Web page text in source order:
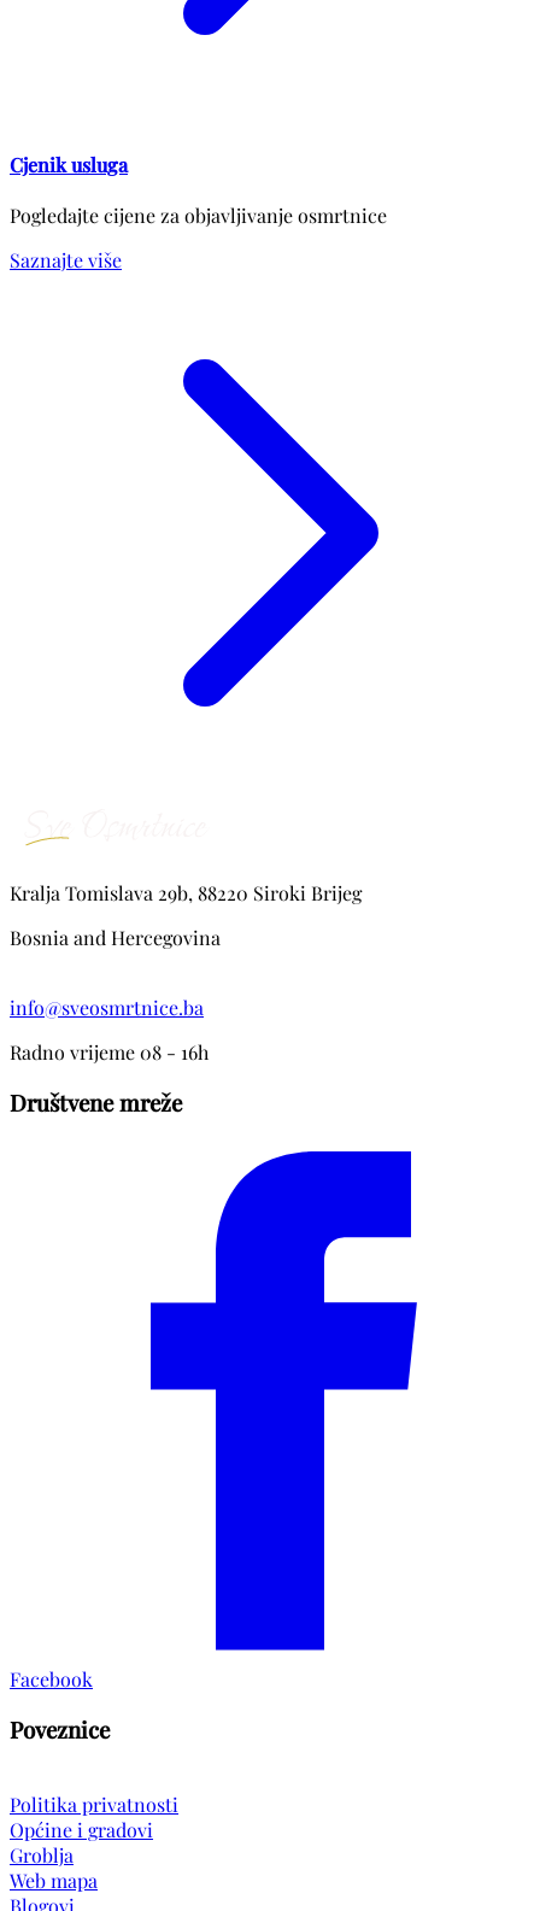
Cjenik usluga
Pogledajte cijene za objavljivanje osmrtnice
Saznajte više
Kralja Tomislava 29b, 88220 Siroki Brijeg
Bosnia and Hercegovina
info@sveosmrtnice.ba
Radno vrijeme 08 - 16h
Društvene mreže
Facebook
Poveznice
Politika privatnosti
Općine i gradovi
Groblja
Web mapa